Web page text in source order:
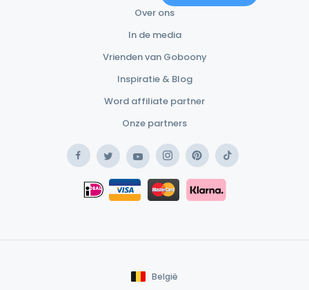
Over ons
In de media
Vrienden van Goboony
Inspiratie & Blog
Word affiliate partner
Onze partners
FacebookTwitterYouTubeInstagramPinterestTikTok
iDEAL
Safe Payment Card
Safe Payment Klarna
België